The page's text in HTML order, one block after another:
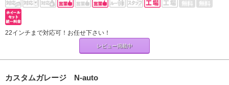
22インチまで対応可！お任せ下さい！
レビュー掲載中
カスタムガレージ N-auto